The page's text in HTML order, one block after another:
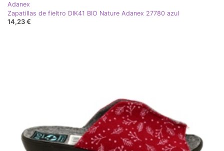
Adanex
Zapatillas de fieltro DIK41 BIO Nature Adanex 27780 azul
14,23 €